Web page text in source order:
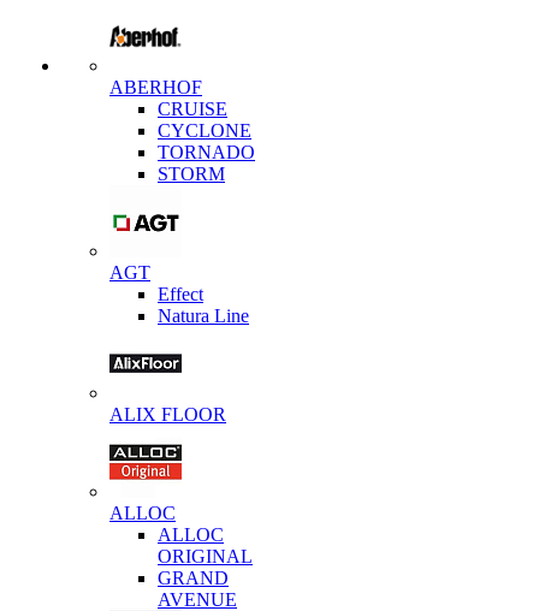
ABERHOF
CRUISE
CYCLONE
TORNADO
STORM
AGT
Effect
Natura Line
ALIX FLOOR
ALLOC
ALLOC
ORIGINAL
GRAND
AVENUE